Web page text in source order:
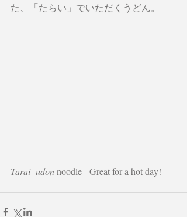
た、「たらい」でいただくうどん。
Tarai -udon noodle - Great for a hot day!